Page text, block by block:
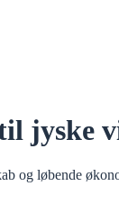
jyske
og løbende